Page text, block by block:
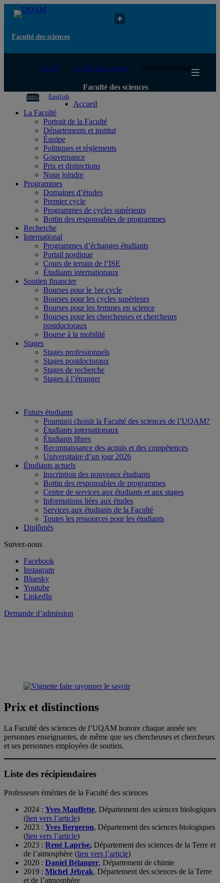
Faculté des sciences
UQAM Faculté des sciences Prix et distinctions
Faculté des sciences
Français English
Accueil
La Faculté
Portrait de la Faculté
Départements et institut
Équipe
Politiques et règlements
Gouvernance
Prix et distinctions
Nous joindre
Programmes
Domaines d’études
Premier cycle
Programmes de cycles supérieurs
Bottin des responsables de programmes
Recherche
International
Programmes d’échanges étudiants
Portail nordique
Cours de terrain de l’ISE
Étudiants internationaux
Soutien financier
Bourses pour le 1er cycle
Bourses pour les cycles supérieurs
Bourses pour les femmes en science
Bourses pour les chercheuses et chercheurs
postdoctoraux
Bourse à la mobilité
Stages
Stages professionnels
Stages postdoctoraux
Stages de recherche
Stages à l’étranger
Futurs étudiants
Pourquoi choisir la Faculté des sciences de l’UQAM?
Étudiants internationaux
Étudiants libres
Reconnaissance des acquis et des compétences
Universitaire d’un jour 2026
Étudiants actuels
Inscription des nouveaux étudiants
Bottin des responsables de programmes
Centre de services aux étudiants et aux stages
Informations liées aux études
Services aux étudiants de la Faculté
Toutes les ressources pour les étudiants
Diplômés
Suivez-nous
Facebook
Instagram
Bluesky
Youtube
LinkedIn
Demande d’admission
Prix et distinctions
La Faculté des sciences de l’UQAM honore chaque année ses
personnes enseignantes, de même que ses chercheuses et chercheurs
et ses personnes employées de soutien.
Liste des récipiendaires
Professeurs émérites de la Faculté des sciences
2024 : Yves Mauffette, Département des sciences biologiques
(lien vers l’article)
2023 : Yves Bergeron, Département des sciences biologiques
(lien vers l’article)
2023 : René Laprise, Département des sciences de la Terre et
de l’atmosphère (lien vers l’article)
2020 : Daniel Bélanger, Département de chimie
2019 : Michel Jébrak, Département des sciences de la Terre
et de l’atmosphère